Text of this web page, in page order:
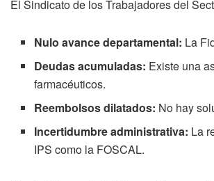
El Sindicato de los Trabajadores del
Nulo avance departamental: La
Deudas acumuladas: Existe una
farmacéuticos.
Reembolsos dilatados: No hay
Incertidumbre administrativa: La
IPS como la FOSCAL.